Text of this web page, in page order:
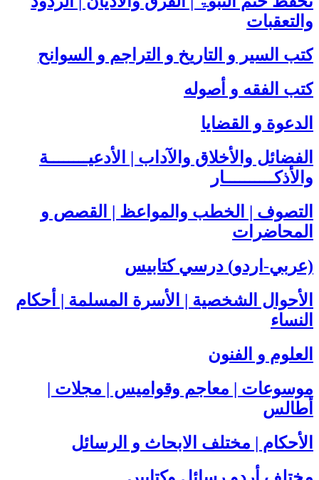
والتعقبات
كتب السير و التاريخ و التراجم و السوانح
كتب الفقه و أصوله
الدعوة و القضايا
الفضائل والأخلاق والآداب | الأدعيــــــــة
والأذكــــــــــار
التصوف | الخطب والمواعظ | القصص و
المحاضرات
(عربي-اردو) درسي كتابيس
الأحوال الشخصية | الأسرة المسلمة | أحكام
النساء
العلوم و الفنون
موسوعات | معاجم وقواميس | مجلات |
أطالس
الأحكام | مختلف الابحاث و الرسائل